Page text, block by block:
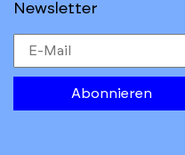
Newsletter
Abonnieren